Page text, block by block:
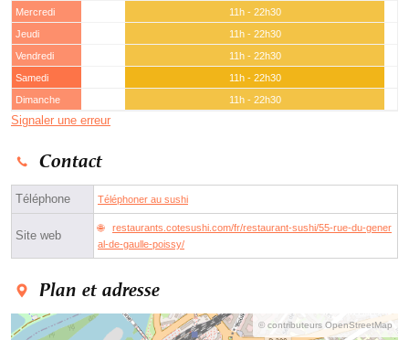
Mercredi
11h - 22h30
Jeudi
11h - 22h30
Vendredi
11h - 22h30
Samedi
11h - 22h30
Dimanche
11h - 22h30
Signaler une erreur
Contact
Téléphone Téléphoner au sushi
Site web
restaurants.cotesushi.com/fr/restaurant-sushi/55-rue-du-gener
al-de-gaulle-poissy/
Plan et adresse
© contributeurs OpenStreetMap